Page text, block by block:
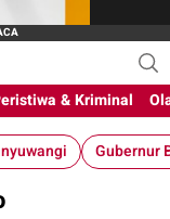
& Kriminal
Gubernur